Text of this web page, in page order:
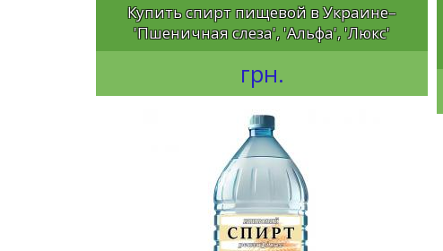
Купить спирт пищевой в Украине–
'Пшеничная слеза', 'Альфа', 'Люкс'
грн.